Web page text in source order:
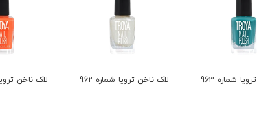
شماره 963 لاک ناخن ترویا شماره 962 لاک ناخن ترویا